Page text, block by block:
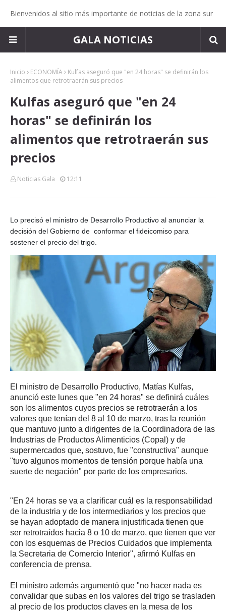
Bienvenidos al sitio más importante de noticias de la zona sur
GALA NOTICIAS
Inicio ECONOMÍA
Kulfas aseguró que "en 24 horas" se definirán los
alimentos que retrotraerán sus precios
Kulfas aseguró que "en 24
horas" se definirán los
alimentos que retrotraerán sus
precios
Noticias Gala 12:11
Lo precisó el ministro de Desarrollo Productivo al anunciar la
decisión del Gobierno de conformar el fideicomiso para
sostener el precio del trigo.
El ministro de Desarrollo Productivo, Matías Kulfas,
anunció este lunes que "en 24 horas" se definirá cuáles
son los alimentos cuyos precios se retrotraerán a los
valores que tenían del 8 al 10 de marzo, tras la reunión
que mantuvo junto a dirigentes de la Coordinadora de las
Industrias de Productos Alimenticios (Copal) y de
supermercados que, sostuvo, fue "constructiva" aunque
"tuvo algunos momentos de tensión porque había una
suerte de negación" por parte de los empresarios.
"En 24 horas se va a clarificar cuál es la responsabilidad
de la industria y de los intermediarios y los precios que
se hayan adoptado de manera injustificada tienen que
ser retrotraídos hacia 8 o 10 de marzo, que tienen que ver
con los esquemas de Precios Cuidados que implementa
la Secretaria de Comercio Interior", afirmó Kulfas en
conferencia de prensa.
El ministro además argumentó que "no hacer nada es
convalidar que subas en los valores del trigo se trasladen
al precio de los productos claves en la mesa de los